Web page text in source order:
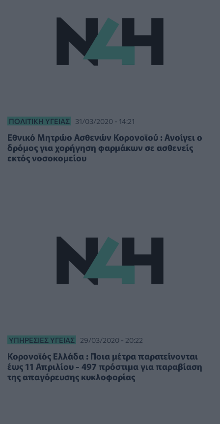
ΠΟΛΙΤΙΚΉ ΥΓΕΊΑΣ 31/03/2020 - 14:21
Εθνικό Μητρώο Ασθενών Κορονοϊού : Ανοίγει ο
δρόμος για χορήγηση φαρμάκων σε ασθενείς
εκτός νοσοκομείου
ΥΠΗΡΕΣΊΕΣ ΥΓΕΊΑΣ 29/03/2020 - 20:22
Κορονοϊός Ελλάδα : Ποια μέτρα παρατείνονται
έως 11 Απριλίου - 497 πρόστιμα για παραβίαση
της απαγόρευσης κυκλοφορίας